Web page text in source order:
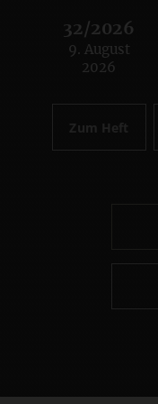
32/2026
:
9. August
2026
Zum Heft